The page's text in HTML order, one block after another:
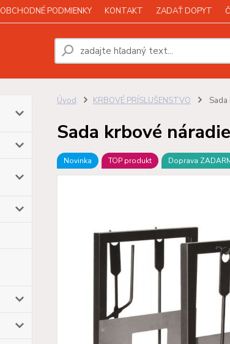
OBCHODNÉ PODMIENKY KONTAKT ZADAŤ DOPYT
Úvod KRBOVÉ PRÍSLUŠENSTVO
Sada krbové
Novinka TOP produkt Doprava